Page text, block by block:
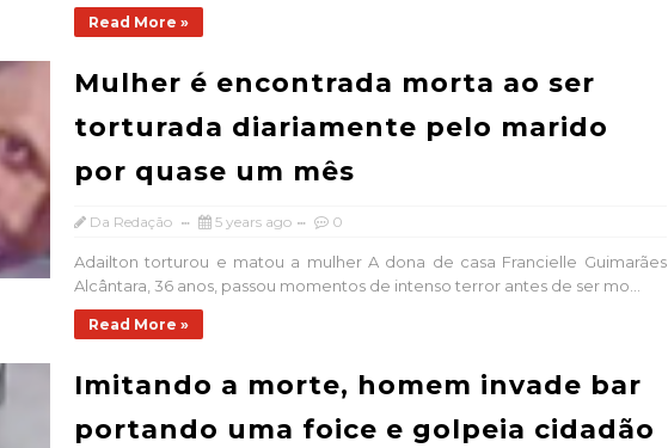
Read More »
Mulher é encontrada morta ao ser
torturada diariamente pelo marido
por quase um mês
Da Redação 5 years ago 0
Adailton torturou e matou a mulher A dona de casa Francielle Guimarães
Alcântara, 36 anos, passou momentos de intenso terror antes de ser mo...
Read More »
Imitando a morte, homem invade bar
portando uma foice e golpeia cidadão